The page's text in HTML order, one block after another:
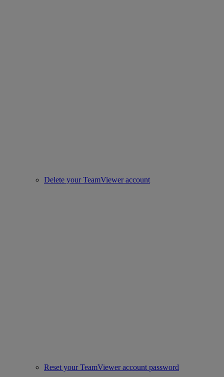
Delete your TeamViewer account
Reset your TeamViewer account password